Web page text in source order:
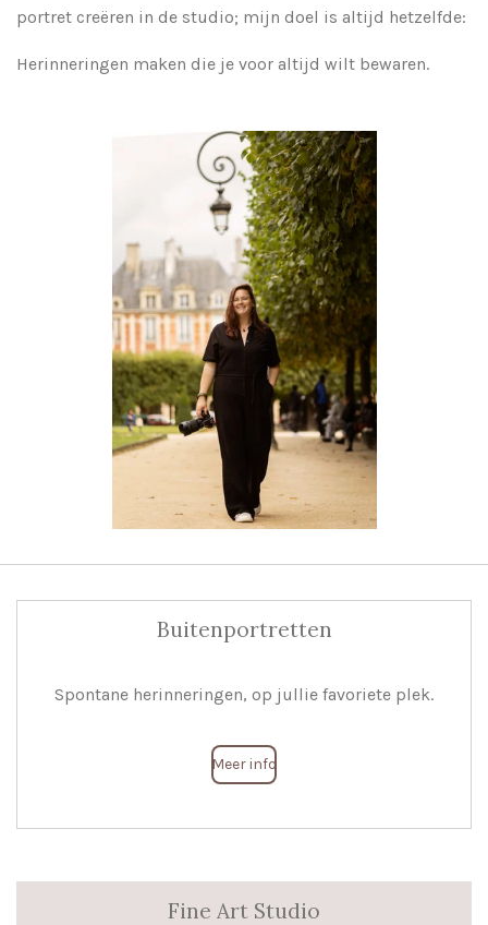
portret creëren in de studio; mijn doel is altijd hetzelfde:
Herinneringen maken die je voor altijd wilt bewaren.
Buitenportretten
Spontane herinneringen, op jullie favoriete plek.
Meer info
Fine Art Studio